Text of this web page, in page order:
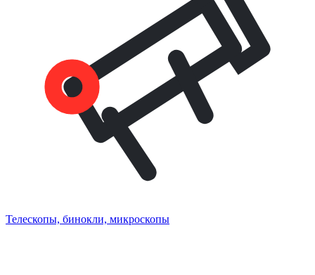
Телескопы, бинокли, микроскопы